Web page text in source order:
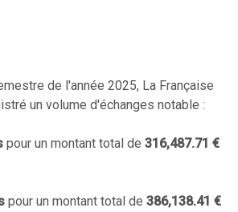
de l'année 2025, La Française
un volume d'échanges notable :
pour un montant total de 316,487.71 €
pour un montant total de 386,138.41 €